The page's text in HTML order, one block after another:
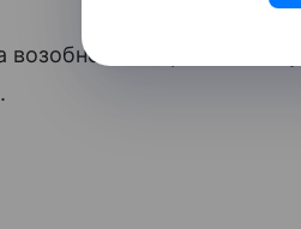
проведение